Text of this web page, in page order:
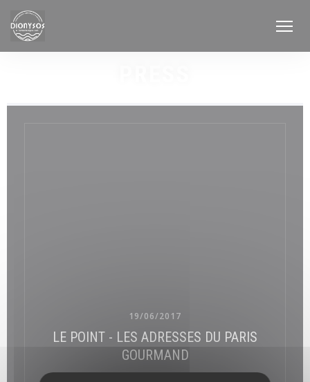
Personalizing your cookie choices
19/06/2017
LE POINT - LES ADRESSES DU PARIS
GOURMAND